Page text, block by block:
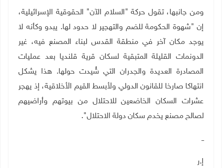
ومن جانبها، تقول حركة "السلام الآن" الحقوقية الإسرائيلية،
إن "شهوة الحكومة للضم والتهجير لا حدود لها. يبدو وكأنه لا
يوجد مكان آخر في منطقة القدس لبناء المصنع فيه، غير
الدونمات القليلة المتبقية لسكان قرية قلنديا بعد عمليات
المصادرة العديدة والجدران التي شُيدت حولها. هذا يشكل
انتهاكا صارخا للقانون الدولي ولأبسط القيم الأخلاقية، إذ يهجر
عشرات السكان الخاضعين للاحتلال من بيوتهم وأراضيهم
لصالح مصنع يخدم سكان دولة الاحتلال".
ــ
إ.ر